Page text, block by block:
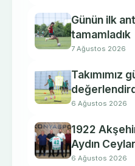
Günün ilk
tamamladık
7 Ağustos 2026
Takımımız
6 Ağustos 2026
1922
Aydın
ziyaret etti.
6 Ağustos 2026